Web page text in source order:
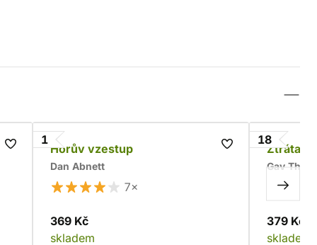
1
Horův vzestup
Dan Abnett
7×
369 Kč
skladem
18
Ztráta
Gav
379 Kč
skladem